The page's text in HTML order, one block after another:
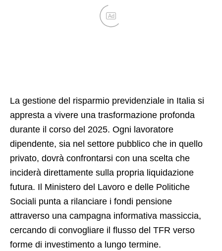
Ad
La gestione del risparmio previdenziale in Italia si
appresta a vivere una trasformazione profonda
durante il corso del 2025. Ogni lavoratore
dipendente, sia nel settore pubblico che in quello
privato, dovrà confrontarsi con una scelta che
inciderà direttamente sulla propria liquidazione
futura. Il Ministero del Lavoro e delle Politiche
Sociali punta a rilanciare i fondi pensione
attraverso una campagna informativa massiccia,
cercando di convogliare il flusso del TFR verso
forme di investimento a lungo termine.